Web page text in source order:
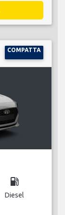
COMPATTA
local_gas_station
Diesel